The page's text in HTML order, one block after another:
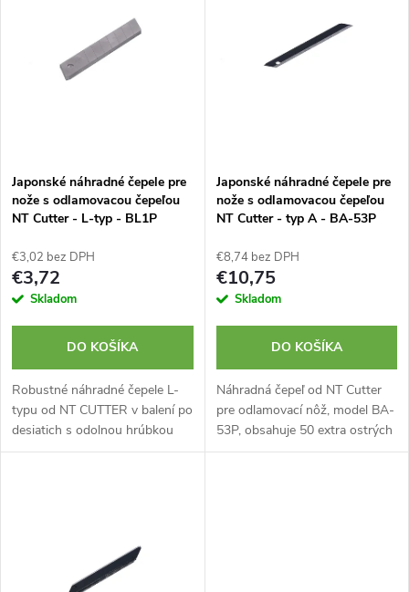
p
r
o
d
u
k
p
r
o
d
k
t
Japonské náhradné čepele pre
nože s odlamovacou čepeľou
NT Cutter - L-typ - BL1P
€3,02 bez DPH
€3,72
Skladom
DO KOŠÍKA
Robustné náhradné čepele L-
typu od NT CUTTER v balení po
desiatich s odolnou hrúbkou
0,45 mm. Kompatibilné s
Japonské náhradné čepele pre
nože s odlamovacou čepeľou
NT Cutter - typ A - BA-53P
€8,74 bez DPH
€10,75
Skladom
DO KOŠÍKA
Náhradná čepeľ od NT Cutter
pre odlamovací nôž, model BA-
53P, obsahuje 50 extra ostrých
čepelí pre presné rezacie úlohy.